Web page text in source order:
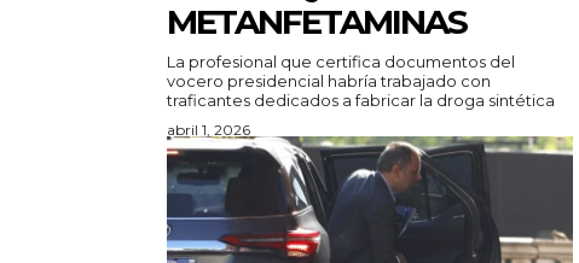
METANFETAMINAS
La profesional que certifica documentos del
vocero presidencial habría trabajado con
traficantes dedicados a fabricar la droga sintética
abril 1, 2026